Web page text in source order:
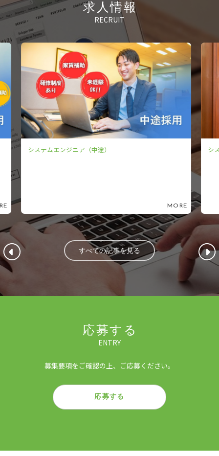
求人情報
RECRUIT
システムエンジニア（新卒）
MORE
すべての記事を見る
応募する
ENTRY
募集要項をご確認の上、ご応募ください。
応募する